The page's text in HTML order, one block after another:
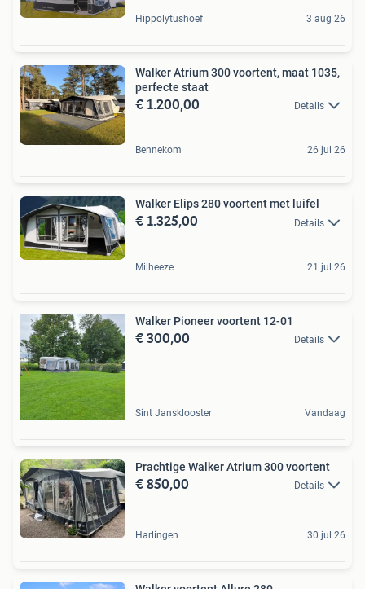
Hippolytushoef 3 aug 26
Walker Atrium 300 voortent, maat 1035,
perfecte staat
€ 1.200,00 Details
Bennekom 26 jul 26
Walker Elips 280 voortent met luifel
€ 1.325,00 Details
Milheeze 21 jul 26
Walker Pioneer voortent 12-01
€ 300,00 Details
Sint Jansklooster Vandaag
Prachtige Walker Atrium 300 voortent
€ 850,00 Details
Harlingen 30 jul 26